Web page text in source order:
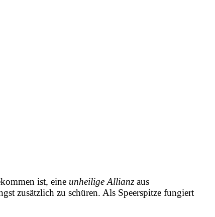
ist, eine unheilige Allianz aus
zusätzlich zu schüren. Als Speerspitze fungiert